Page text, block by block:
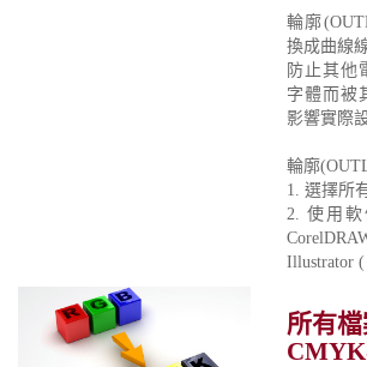
輪廓
換成曲線
防止其他
字體而被
影響實際
輪廓
1. 選擇所
2. 使用軟
Illustrator
所有